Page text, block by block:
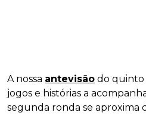
A nossa antevisão do quinto
jogos e histórias a
segunda ronda se aproxima